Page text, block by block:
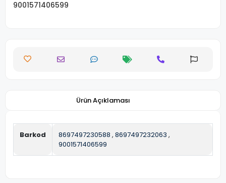
9001571406599
Ürün Açıklaması
Barkod 8697497230588 , 8697497232063 ,
9001571406599